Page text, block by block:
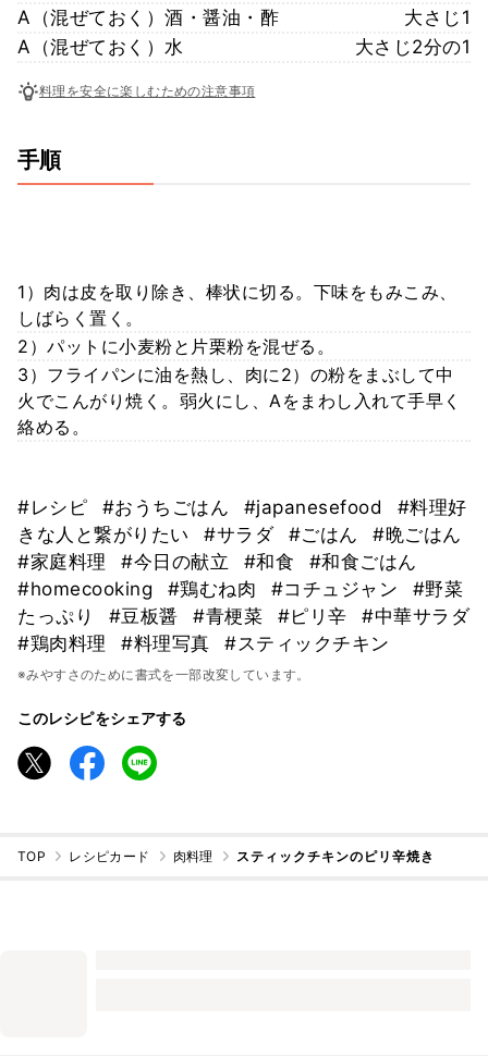
A（混ぜておく）酒・醤油・酢
大さじ1
A（混ぜておく）水
大さじ2分の1
料理を安全に楽しむための注意事項
手順
1）肉は皮を取り除き、棒状に切る。下味をもみこみ、
しばらく置く。
2）パットに小麦粉と片栗粉を混ぜる。
3）フライパンに油を熱し、肉に2）の粉をまぶして中
火でこんがり焼く。弱火にし、Aをまわし入れて手早く
絡める。
#レシピ #おうちごはん #japanesefood
#料理好
きな人と繋がりたい
#サラダ #ごはん
#晩ごはん
#家庭料理
#今日の献立 #和食
#和食ごはん
#homecooking
#鶏むね肉 #コチュジャン
#野菜
たっぷり
#豆板醤 #青梗菜 #ピリ辛
#中華サラダ
#鶏肉料理
#料理写真 #スティックチキン
※みやすさのために書式を一部改変しています。
このレシピをシェアする
TOP レシピカード 肉料理 スティックチキンのピリ辛焼き